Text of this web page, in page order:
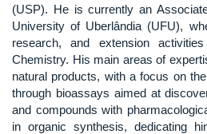
(USP). He is currently an
University of Uberlândia (UFU),
research, and extension
Chemistry. His main areas of
natural products, with a focus on
through bioassays aimed at
and compounds with
in organic synthesis, dedicating